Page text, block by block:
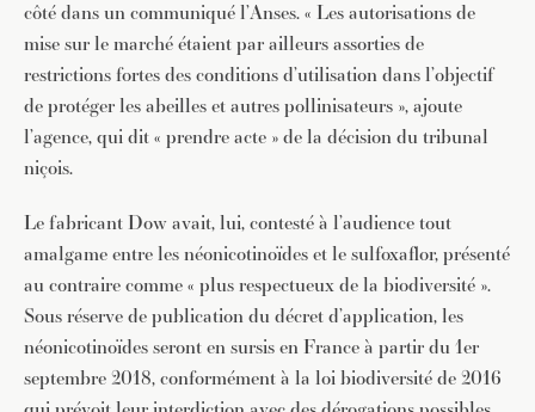
côté dans un communiqué l’Anses. « Les autorisations de
mise sur le marché étaient par ailleurs assorties de
restrictions fortes des conditions d’utilisation dans l’objectif
de protéger les abeilles et autres pollinisateurs », ajoute
l’agence, qui dit « prendre acte » de la décision du tribunal
niçois.
Le fabricant Dow avait, lui, contesté à l’audience tout
amalgame entre les néonicotinoïdes et le sulfoxaflor, présenté
au contraire comme « plus respectueux de la biodiversité ».
Sous réserve de publication du décret d’application, les
néonicotinoïdes seront en sursis en France à partir du 1er
septembre 2018, conformément à la loi biodiversité de 2016